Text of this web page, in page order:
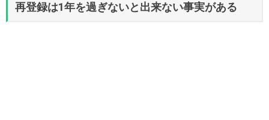
再登録は1年を過ぎないと出来ない事実がある